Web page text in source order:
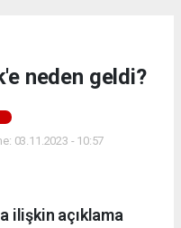
neden geldi?
03.11.2023 - 10:57
ilişkin açıklama